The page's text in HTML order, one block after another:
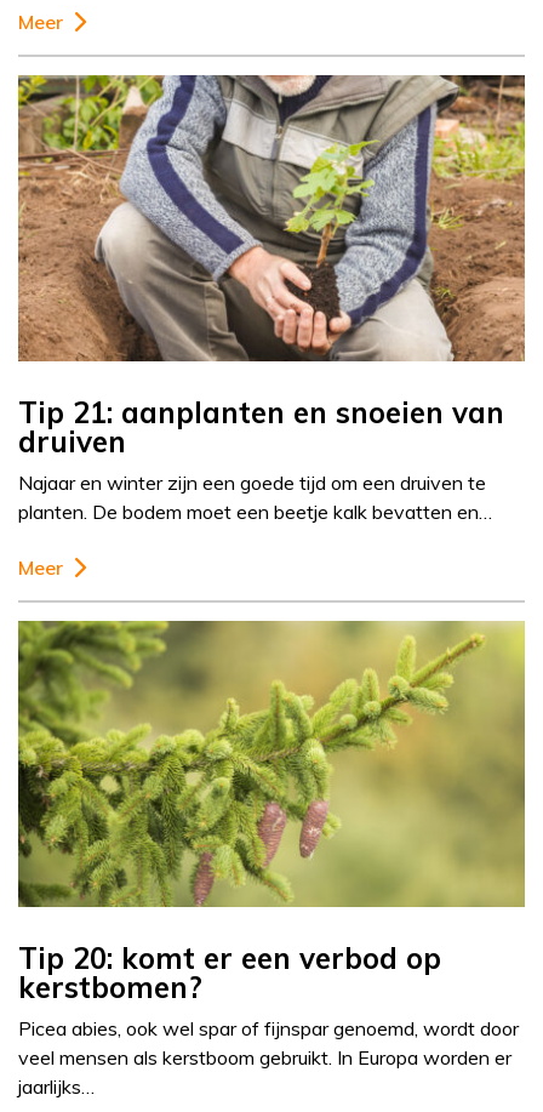
Meer
Tip 21: aanplanten en snoeien van
druiven
Najaar en winter zijn een goede tijd om een druiven te
planten. De bodem moet een beetje kalk bevatten en…
Meer
Tip 20: komt er een verbod op
kerstbomen?
Picea abies, ook wel spar of fijnspar genoemd, wordt door
veel mensen als kerstboom gebruikt. In Europa worden er
jaarlijks…